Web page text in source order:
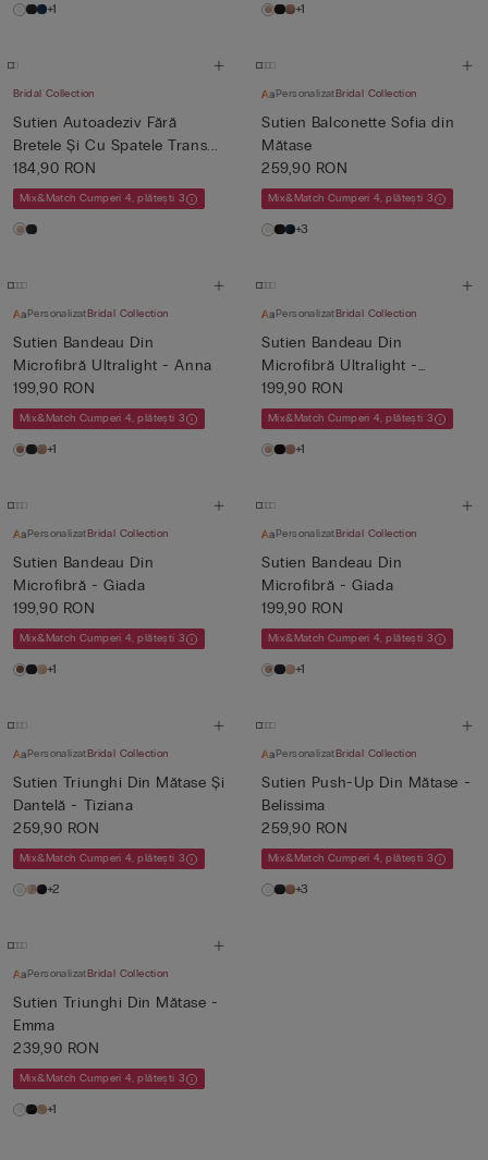
+1 +1
Bridal Collection
Sutien Autoadeziv Fără
Bretele Și Cu Spatele Trans...
184,90 RON
Mix&Match Cumperi 4, plătești 3
PersonalizatBridal Collection
Sutien Balconette Sofia din
Mătase
259,90 RON
Mix&Match Cumperi 4, plătești 3
+3
PersonalizatBridal Collection
Sutien Bandeau Din
Microfibră Ultralight - Anna
199,90 RON
Mix&Match Cumperi 4, plătești 3
+1
PersonalizatBridal Collection
Sutien Bandeau Din
Microfibră Ultralight -
Monica
199,90 RON
Mix&Match Cumperi 4, plătești 3
+1
PersonalizatBridal Collection
Sutien Bandeau Din
Microfibră - Giada
199,90 RON
Mix&Match Cumperi 4, plătești 3
+1
PersonalizatBridal Collection
Sutien Bandeau Din
Microfibră - Giada
199,90 RON
Mix&Match Cumperi 4, plătești 3
+1
PersonalizatBridal Collection
Sutien Triunghi Din Mătase Și
Dantelă - Tiziana
259,90 RON
Mix&Match Cumperi 4, plătești 3
+2
PersonalizatBridal Collection
Sutien Push-Up Din Mătase -
Belissima
259,90 RON
Mix&Match Cumperi 4, plătești 3
+3
PersonalizatBridal Collection
Sutien Triunghi Din Mătase -
Emma
239,90 RON
Mix&Match Cumperi 4, plătești 3
+1